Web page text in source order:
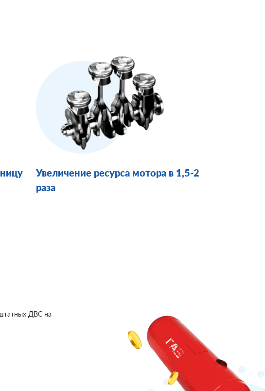
Увеличение ресурса мотора в 1,5-2
раза
ДВС на